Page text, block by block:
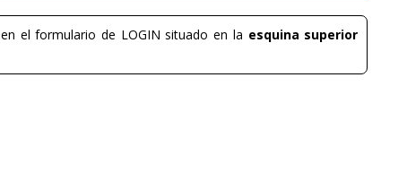
en el formulario de LOGIN situado en la esquina superior